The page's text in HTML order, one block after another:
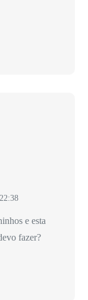
e esta
fazer?